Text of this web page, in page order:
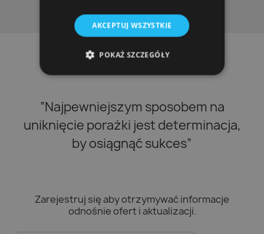
“Najpewniejszym sposobem na
uniknięcie porażki jest determinacja,
by osiągnąć sukces”
Zarejestruj się aby otrzymywać informacje
odnośnie ofert i aktualizacji.
AKCEPTUJ WSZYSTKIE
POKAŻ SZCZEGÓŁY